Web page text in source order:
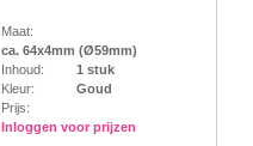
Maat:
ca. 64x4mm (Ø59mm)
Inhoud:
1 stuk
Kleur:
Goud
Prijs:
Inloggen voor prijzen